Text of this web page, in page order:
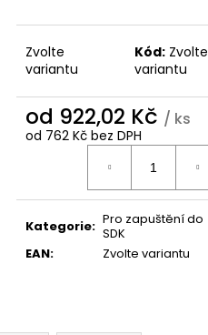
Zvolte
variantu
Kód: Zvolte
variantu
od 922,02 Kč / ks
od 762 Kč bez DPH
Kategorie: Pro zapuštění do
SDK
EAN: Zvolte variantu